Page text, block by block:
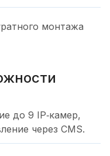
монтажа
до 9 IP‑камер,
через CMS.